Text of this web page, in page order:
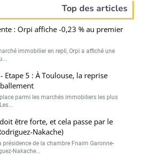
Top des articles
: Orpi affiche -0,23 % au premier
immobilier en repli, Orpi a affiché une
Etape 5 : À Toulouse, la reprise
parmi les marchés immobiliers les plus
être forte, et cela passe par le
Nakache)
présidence de la chambre Fnaim Garonne-
Nakache...